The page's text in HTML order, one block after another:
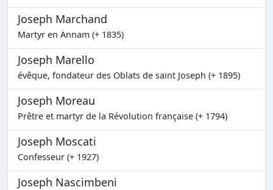
Joseph Marchand
Martyr en Annam (+ 1835)
Joseph Marello
évêque, fondateur des Oblats de saint Joseph (+ 1895)
Joseph Moreau
Prêtre et martyr de la Révolution française (+ 1794)
Joseph Moscati
Confesseur (+ 1927)
Joseph Nascimbeni